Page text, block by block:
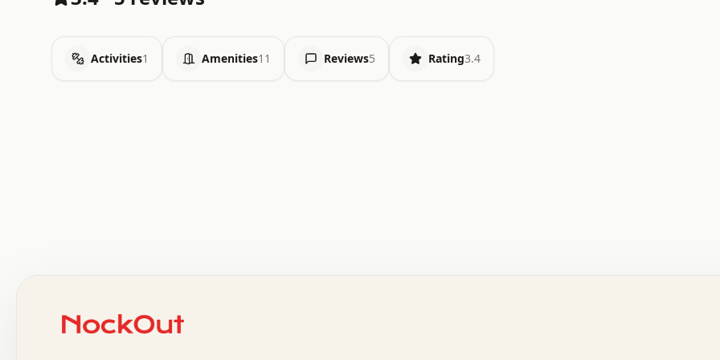
Activities1 Amenities11 Reviews5 Rating3.4
.   +   .   .   o   .   .   .   .   .   .   :   .   .   .   x   .   .   .   .   .   .   +   .   .   o
.   .   .   o   .   .   .   .   .   .   .   .   x   .   .   .   o   .   .   .   .   .   .   .   .   x   .